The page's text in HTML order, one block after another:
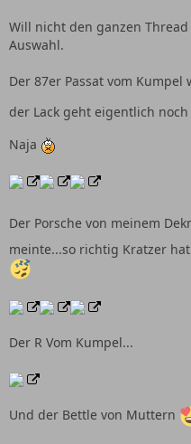
Will nicht den ganzen
Auswahl.
Der 87er Passat vom
der Lack geht eigentlich noch
Naja
Der Porsche von meinem
meinte...so richtig Kratzer
Der R Vom Kumpel...
Und der Bettle von Muttern